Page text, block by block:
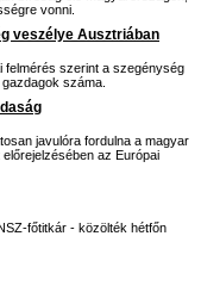
vonni.
veszélye Ausztriában
felmérés szerint a szegénység
száma.
javulóra fordulna a magyar
az Európai
főtitkár - közölték hétfőn